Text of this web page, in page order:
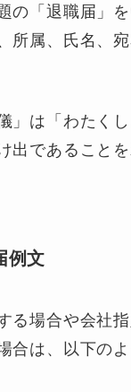
の「退職届」
所属、氏名、
」は「わたくし
出であること
例文
る場合や会社
合は、以下の